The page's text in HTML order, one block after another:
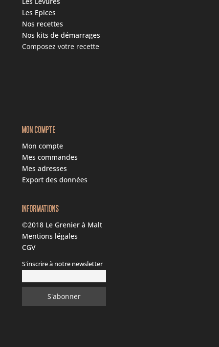
Les Epices
Nos recettes
Nos kits de démarrages
Composez votre recette
MON COMPTE
Mon compte
Mes commandes
Mes adresses
Export des données
INFORMATIONS
©2018 Le Grenier à Malt
Mentions légales
CGV
S'inscrire à notre newsletter